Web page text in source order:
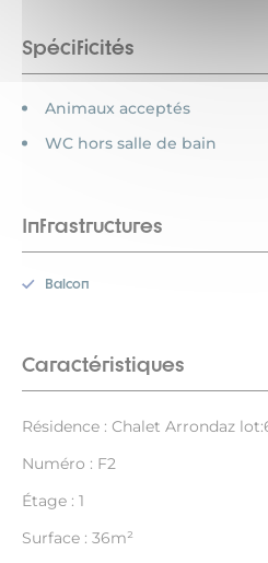
Spécificités
Animaux acceptés
WC hors salle de bain
Infrastructures
Balcon
Caractéristiques
Résidence : Chalet Arrondaz
Numéro : F2
Étage : 1
Surface : 36m²